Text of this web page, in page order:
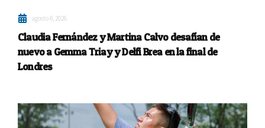
agosto 8, 2026
Claudia Fernández y Martina Calvo desafían de
nuevo a Gemma Triay y Delfi Brea en la final de
Londres